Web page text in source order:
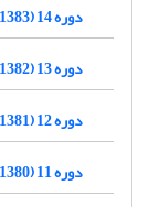
دوره 14 (1383-1384)
دوره 13 (1382-1383)
دوره 12 (1381-1382)
دوره 11 (1380-1381)